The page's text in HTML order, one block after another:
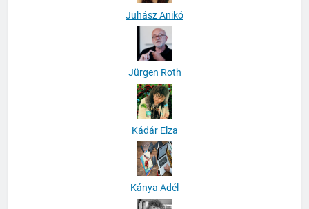
Juhász Anikó
Jürgen Roth
Kádár Elza
Kánya Adél